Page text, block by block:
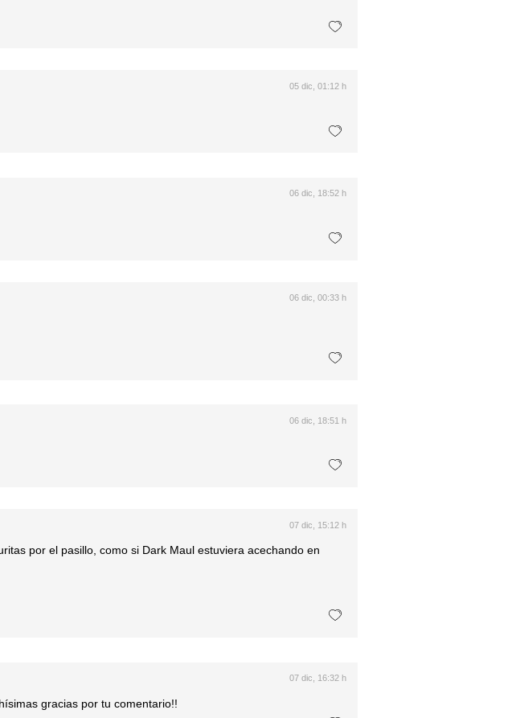
05 dic, 01:12 h
06 dic, 18:52 h
06 dic, 00:33 h
06 dic, 18:51 h
07 dic, 15:12 h
por el pasillo, como si Dark Maul estuviera acechando en
07 dic, 16:32 h
gracias por tu comentario!!